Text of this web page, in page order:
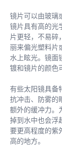
镜片可以由玻璃
镜片具有高的光
片更轻，不易碎
丽来偏光塑料片
水上眩光。镜面
镀和镜片的颜色
有些太阳镜具备
抗冲击、防雾的
额外的缓冲力。
掉到水中也会浮
要更高程度的紫
高的地方。